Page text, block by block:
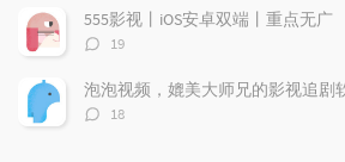
数：
555影视丨iOS安卓双端丨重点无广
评
数：
19
评
18